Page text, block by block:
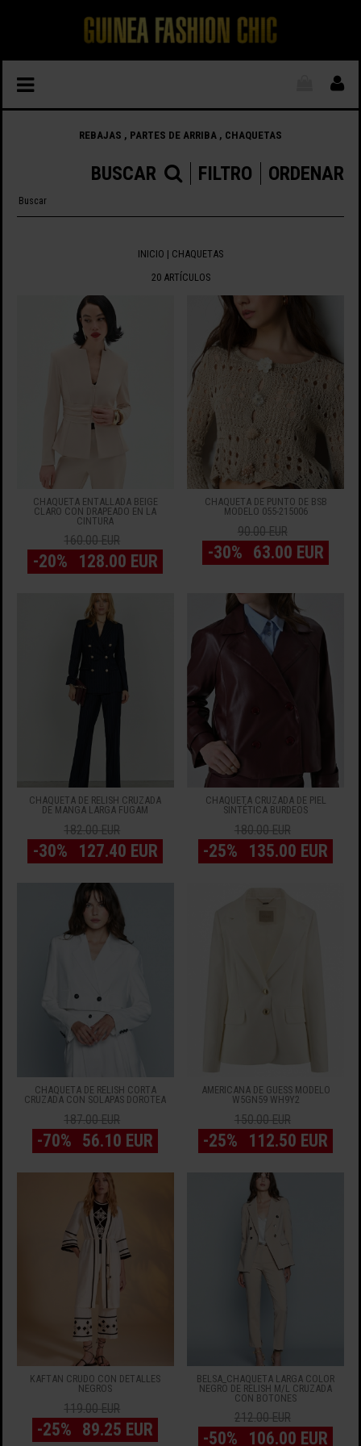
REBAJAS , PARTES DE ARRIBA , CHAQUETAS
ORDENAR
FILTRO
BUSCAR
INICIO | CHAQUETAS
20 ARTÍCULOS
CHAQUETA ENTALLADA BEIGE
CLARO CON DRAPEADO EN LA
CINTURA
160.00 EUR
-20% 128.00 EUR
CHAQUETA DE PUNTO DE BSB
MODELO 055-215006
90.00 EUR
-30% 63.00 EUR
CHAQUETA DE RELISH CRUZADA
DE MANGA LARGA FUGAM
182.00 EUR
-30% 127.40 EUR
CHAQUETA CRUZADA DE PIEL
SINTÉTICA BURDEOS
180.00 EUR
-25% 135.00 EUR
CHAQUETA DE RELISH CORTA
CRUZADA CON SOLAPAS DOROTEA
187.00 EUR
-70% 56.10 EUR
AMERICANA DE GUESS MODELO
W5GN59 WH9Y2
150.00 EUR
-25% 112.50 EUR
KAFTAN CRUDO CON DETALLES
NEGROS
119.00 EUR
-25% 89.25 EUR
BELSA_CHAQUETA LARGA COLOR
NEGRO DE RELISH M/L CRUZADA
CON BOTONES
212.00 EUR
-50% 106.00 EUR